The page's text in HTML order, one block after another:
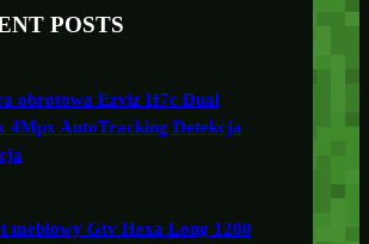
POSTS
obrotowa Ezviz H7c Dual
4Mpx AutoTracking Detekcja
meblowy Gtv Hexa Long 1200